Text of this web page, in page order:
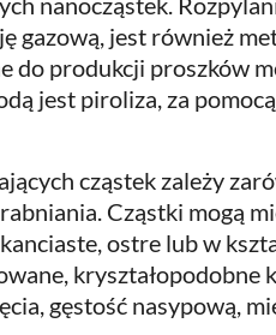
gazową, jest również
do produkcji proszków
jest piroliza, za
cząstek zależy
Cząstki mogą
ostre lub w
kryształopodobne
gęstość nasypową,